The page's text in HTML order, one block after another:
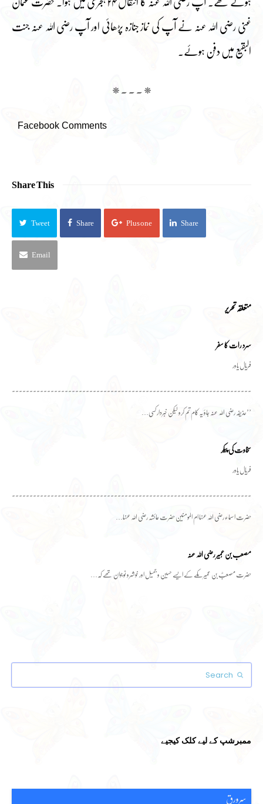
ہوتے تھے۔ آپ رضی اللہ عنہ کا انتقال ۲۴ ہجری میں ہوا۔ حضرت عثمان
غنی رضی اللہ عنہ نے آپ کی نماز جنازہ پڑھائی اور آپ رضی اللہ عنہ جنت
البقیع میں دفن ہوئے۔
*۔۔۔*
Facebook Comments
Share This
Tweet Share Plus one Share
Email
متعلقہ تحریر
سرد رات کا سفر
فریال یاور
’’حذیفہ رضی اللہ عنہ جاؤ یہ کام تم کرو لیکن خبردار کسی…
سخاوت کی پیکر
فریال یاور
حضرت اسماء رضی اللہ عنہا ام المومنین حضرت عائشہ رضی اللہ عنہا…
مصعب بن عُمیر رضی اللہ عنہ
حضرت مصعبؓ بن عمیر مکے کے ایسے حسین و جمیل اور خوشرو نوجوان تھے کہ…
Search
ممبرشپ کے لیے کلک کیجیے
سرورق